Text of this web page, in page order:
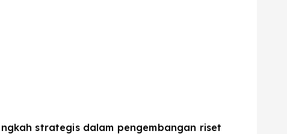
strategis dalam pengembangan riset